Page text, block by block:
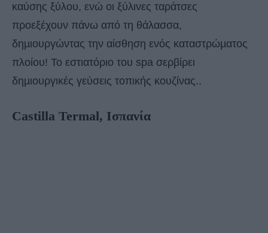
καύσης ξύλου, ενώ οι ξύλινες ταράτσες
προεξέχουν πάνω από τη θάλασσα,
δηµιουργώντας την αίσθηση ενός καταστρώµατος
πλοίου! Το εστιατόριο του spa σερβίρει
δηµιουργικές γεύσεις τοπικής κουζίνας..
Castilla Termal, Ισπανία